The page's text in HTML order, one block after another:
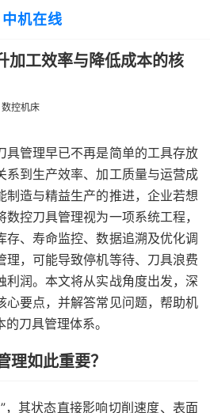
中机在线
加工效率与降低成本的核
数控机床
具管理早已不再是简单的工具存放
系到生产效率、加工质量与运营成
制造与精益生产的推进，企业若想
控刀具管理视为一项系统工程，
存、寿命监控、数据追溯及优化调
理，可能导致停机等待、刀具浪费
利润。本文将从实战角度出发，深
心要点，并解答常见问题，帮助机
刀具管理体系。
理如此重要？
，其状态直接影响切削速度、表面